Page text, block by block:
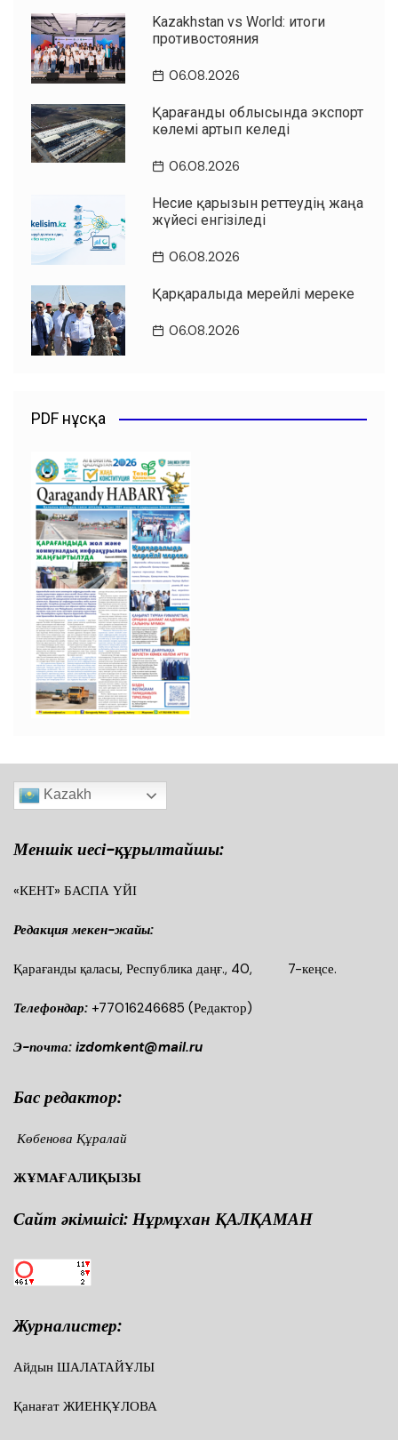
Kazakhstan vs World: итоги
противостояния
06.08.2026
Қарағанды облысында экспорт
көлемі артып келеді
06.08.2026
Несие қарызын реттеудің жаңа
жүйесі енгізіледі
06.08.2026
Қарқаралыда мерейлі мереке
06.08.2026
PDF нұсқа
Kazakh
Меншік иесі-құрылтайшы:
«КЕНТ» БАСПА ҮЙІ
Редакция мекен-жайы:
Қарағанды қаласы, Республика даңғ., 40, 7-кеңсе.
Телефондар: +77016246685 (Редактор)
Э-почта: izdomkent@mail.ru
Бас редактор:
Көбенова Құралай
ЖҰМАҒАЛИҚЫЗЫ
Сайт әкімшісі: Нұрмұхан ҚАЛҚАМАН
Журналистер:
Айдын ШАЛАТАЙҰЛЫ
Қанағат ЖИЕНҚҰЛОВА